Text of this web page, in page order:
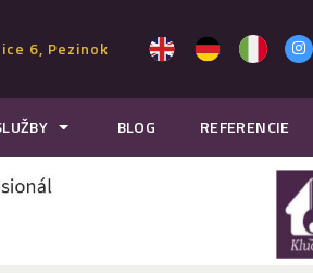
6, Pezinok
BLOG REFERENCIE